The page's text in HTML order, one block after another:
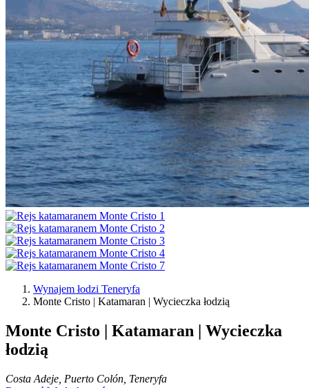
Wynajem łodzi Teneryfa
Monte Cristo | Katamaran | Wycieczka łodzią
Monte Cristo | Katamaran | Wycieczka
łodzią
Costa Adeje, Puerto Colón, Teneryfa